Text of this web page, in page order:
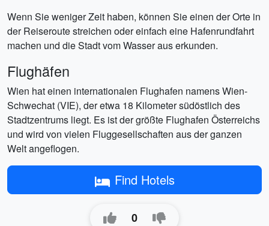
Wenn Sie weniger Zeit haben, können Sie einen der Orte in
der Reiseroute streichen oder einfach eine Hafenrundfahrt
machen und die Stadt vom Wasser aus erkunden.
Flughäfen
Wien hat einen internationalen Flughafen namens Wien-
Schwechat (VIE), der etwa 18 Kilometer südöstlich des
Stadtzentrums liegt. Es ist der größte Flughafen Österreichs
und wird von vielen Fluggesellschaften aus der ganzen
Welt angeflogen.
Find Hotels
0